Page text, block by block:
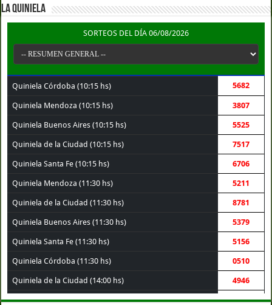
LA QUINIELA
SORTEOS DEL DÍA 06/08/2026
Quiniela Córdoba (10:15 hs) 5682
Quiniela Mendoza (10:15 hs) 3807
Quiniela Buenos Aires (10:15 hs) 5525
Quiniela de la Ciudad (10:15 hs) 7517
Quiniela Santa Fe (10:15 hs) 6706
Quiniela Mendoza (11:30 hs) 5211
Quiniela de la Ciudad (11:30 hs) 8781
Quiniela Buenos Aires (11:30 hs) 5379
Quiniela Santa Fe (11:30 hs) 5156
Quiniela Córdoba (11:30 hs) 0510
Quiniela de la Ciudad (14:00 hs) 4946
Quiniela Buenos Aires (14:00 hs) 1902